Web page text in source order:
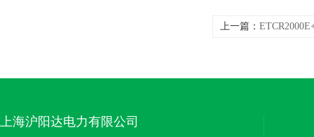
上一篇：
上海沪阳达电力有限公司